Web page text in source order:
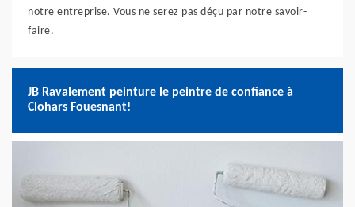
notre entreprise. Vous ne serez pas déçu par notre savoir-
faire.
JB Ravalement peinture le peintre de confiance à
Clohars Fouesnant!